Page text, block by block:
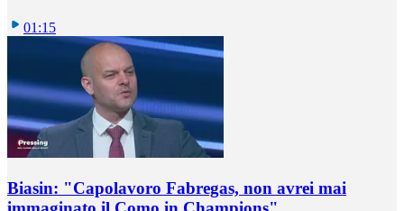
01:15
Biasin: "Capolavoro Fabregas, non avrei mai